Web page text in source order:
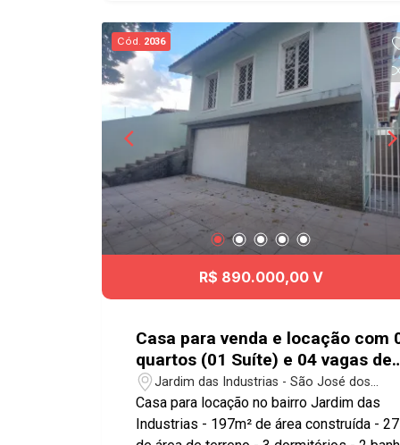
Cód. 2036
R$ 890.000,00 V
Casa para venda e locação com
quartos (01 Suíte) e 04 vagas de
garagem - 197m² no bairro Jardim
das Industrias
Jardim das Industrias - São José dos
Campos/SP
Casa para locação no bairro Jardim das
Industrias - 197m² de área construída - 275m²